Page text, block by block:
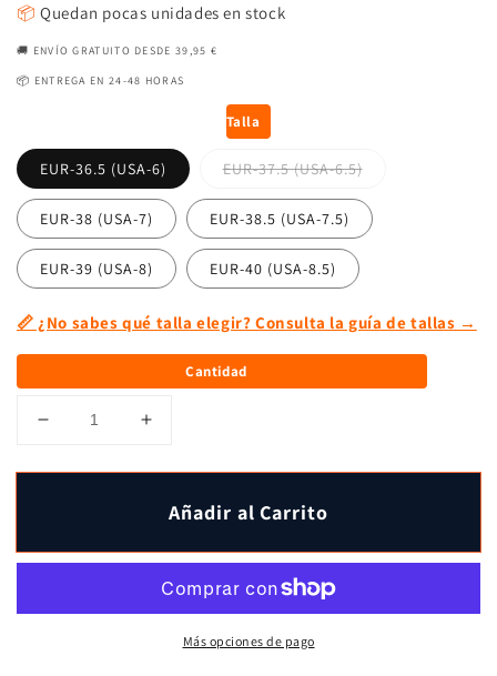
📦 Quedan pocas unidades en stock
🚚 ENVÍO GRATUITO DESDE 39,95 €
📦 ENTREGA EN 24-48 HORAS
Talla
EUR-36.5 (USA-6) EUR-37.5 (USA-6.5)
EUR-38 (USA-7) EUR-38.5 (USA-7.5)
EUR-39 (USA-8) EUR-40 (USA-8.5)
📏 ¿No sabes qué talla elegir? Consulta la guía de tallas →
Cantidad
Reducir
para
Apollo
para
Aumentar
para
Zapatillas
deportivas
Apollo
Pixel
para
mujer
Añadir al Carrito
Más opciones de pago